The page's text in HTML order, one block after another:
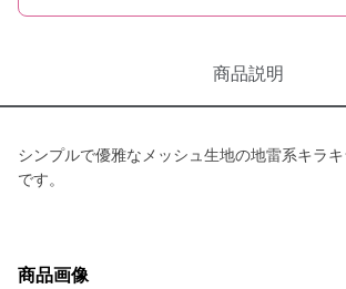
商品説明
シンプルで優雅なメッシュ生地の地雷系キラ
です。
商品画像